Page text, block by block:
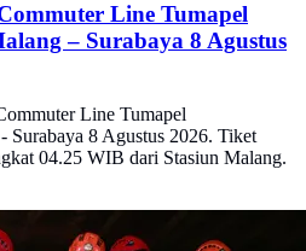
Line Tumapel
– Surabaya 8 Agustus
Line Tumapel
Surabaya 8 Agustus 2026. Tiket
04.25 WIB dari Stasiun Malang.